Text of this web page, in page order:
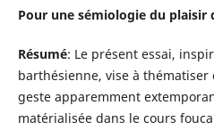
Pour une sémiologie du plaisir
Résumé: Le présent essai,
barthésienne, vise à
geste apparemment
matérialisée dans le cours